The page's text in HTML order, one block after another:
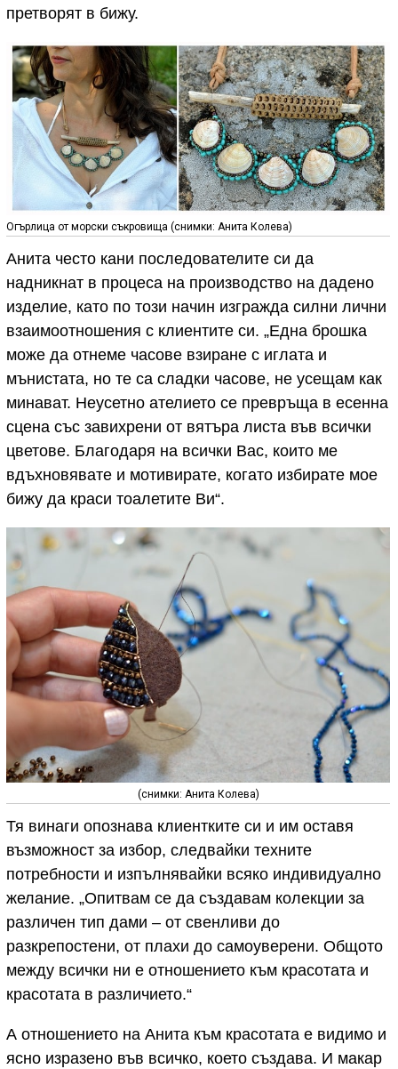
претворят в бижу.
Огърлица от морски съкровища (снимки: Анита Колева)
Анита често кани последователите си да
надникнат в процеса на производство на дадено
изделие, като по този начин изгражда силни лични
взаимоотношения с клиентите си. „Една брошка
може да отнеме часове взиране с иглата и
мънистата, но те са сладки часове, не усещам как
минават. Неусетно ателието се превръща в есенна
сцена със завихрени от вятъра листа във всички
цветове. Благодаря на всички Вас, които ме
вдъхновявате и мотивирате, когато избирате мое
бижу да краси тоалетите Ви“.
(снимки: Анита Колева)
Тя винаги опознава клиентките си и им оставя
възможност за избор, следвайки техните
потребности и изпълнявайки всяко индивидуално
желание. „Опитвам се да създавам колекции за
различен тип дами – от свенливи до
разкрепостени, от плахи до самоуверени. Общото
между всички ни е отношението към красотата и
красотата в различието.“
А отношението на Анита към красотата е видимо и
ясно изразено във всичко, което създава. И макар